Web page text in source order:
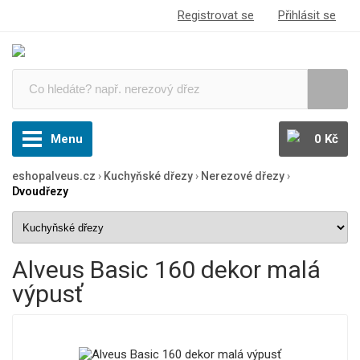
Registrovat se Přihlásit se
Menu 0 Kč
eshopalveus.cz › Kuchyňské dřezy› Nerezové dřezy›
Dvoudřezy
Alveus Basic 160 dekor malá
výpusť